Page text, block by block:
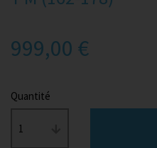
999,00 €
Quantité
1